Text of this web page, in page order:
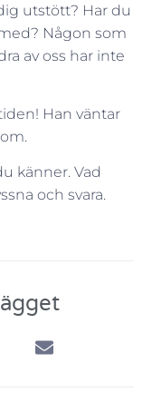
utstött? Har du
Någon som
av oss har inte
Han väntar
känner. Vad
och svara.